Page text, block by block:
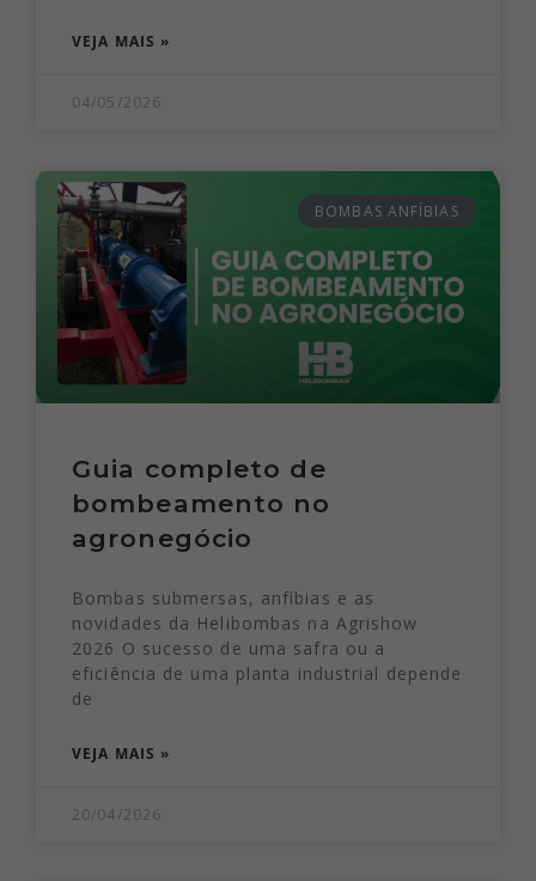
VEJA MAIS »
04/05/2026
BOMBAS ANFÍBIAS
Guia completo de
bombeamento no
agronegócio
Bombas submersas, anfíbias e as
novidades da Helibombas na Agrishow
2026 O sucesso de uma safra ou a
eficiência de uma planta industrial depende
de
VEJA MAIS »
20/04/2026